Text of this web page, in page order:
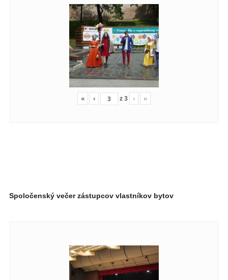
« ‹ z3 › »
Spoločenský večer zástupcov vlastníkov bytov